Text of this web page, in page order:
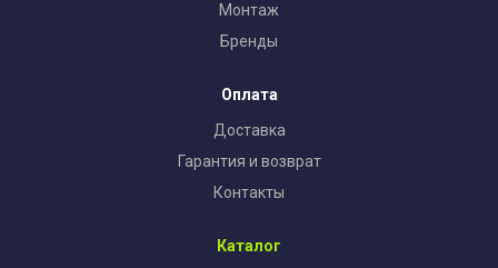
Монтаж
Бренды
Оплата
Доставка
Гарантия и возврат
Контакты
Каталог